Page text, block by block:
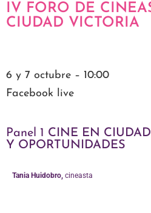
IV FORO DE
CIUDAD VICTORIA
6 y 7 octubre – 10:00
Facebook live
Panel 1 CINE EN
Y OPORTUNIDADES
Tania Huidobro, cineasta